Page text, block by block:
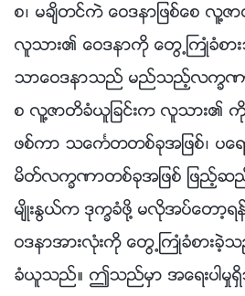
စ၊ မခ်ိတင္ကဲ ေဝဒနာျဖစ္ေစ လူ႔
လူသား၏ ေဝဒနာကို ေတြ႕ႀကဳံခံစ
သာေဝဒနာသည္ မည္သည့္လကၡဏာ
စ လူ႔ဇာတိခံယူျခင္းက လူသား၏ ကို
ဖစ္ကာ သေကၤတတစ္ခုအျဖစ္၊ ပေ
မိတ္လကၡဏာတစ္ခုအျဖစ္ ျဖည့္ဆ
မ်ိဳးႏြယ္က ဒုကၡခံဖို႔ မလိုအပ္ေ
ဝဒနာအားလုံးကို ေတြ႕ႀကဳံခံစ
ခံယူသည္။ ဤသည္မွာ အေရးပါမႈ